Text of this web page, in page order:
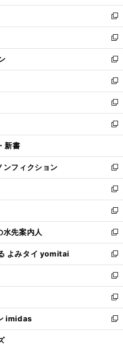
開
く
ウ
で
開
く
ン
ド
ウ
で
開
く
新
し
い
ウ
ィ
ン
ド
ウ
で
開
く
新
し
い
ウ
ィ
ン
ド
ウ
で
開
新
し
い
ウ
ィ
ン
ド
ウ
開
く
新
し
い
ウ
ィ
ン
ウ
で
開
く
新
し
い
ウ
ン
ド
ウ
で
開
く
新
し
ウ
ィ
ン
ド
ウ
で
開
く
新書
ンフィクション
新
し
い
ウ
ィ
ン
ド
ウ
で
開
く
新
し
い
ウ
ィ
ン
ド
ウ
で
開
く
新
し
い
ウ
ィ
ン
ド
ウ
で
開
く
水先案内人
新
し
い
ウ
ィ
ン
ド
ウ
で
開
よみタイ yomitai
新
し
い
ウ
ィ
ン
ド
ウ
新
し
い
ウ
ィ
ン
新
し
い
ウ
imidas
新
し